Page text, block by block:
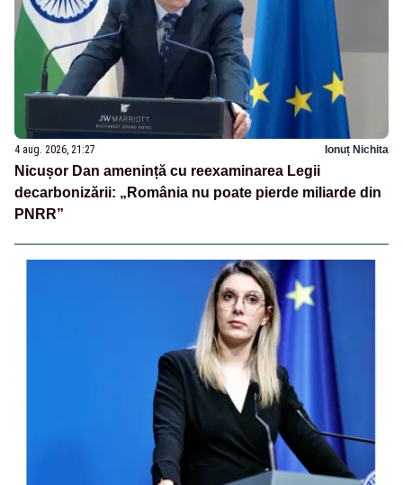
4 aug. 2026, 21:27 Ionuț Nichita
Nicușor Dan amenință cu reexaminarea Legii
decarbonizării: „România nu poate pierde miliarde din
PNRR”